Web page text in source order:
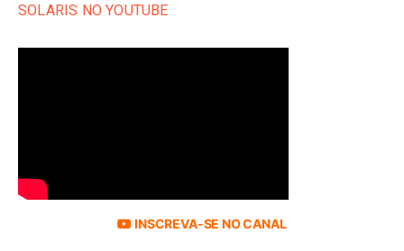
SOLARIS NO YOUTUBE
INSCREVA-SE NO CANAL